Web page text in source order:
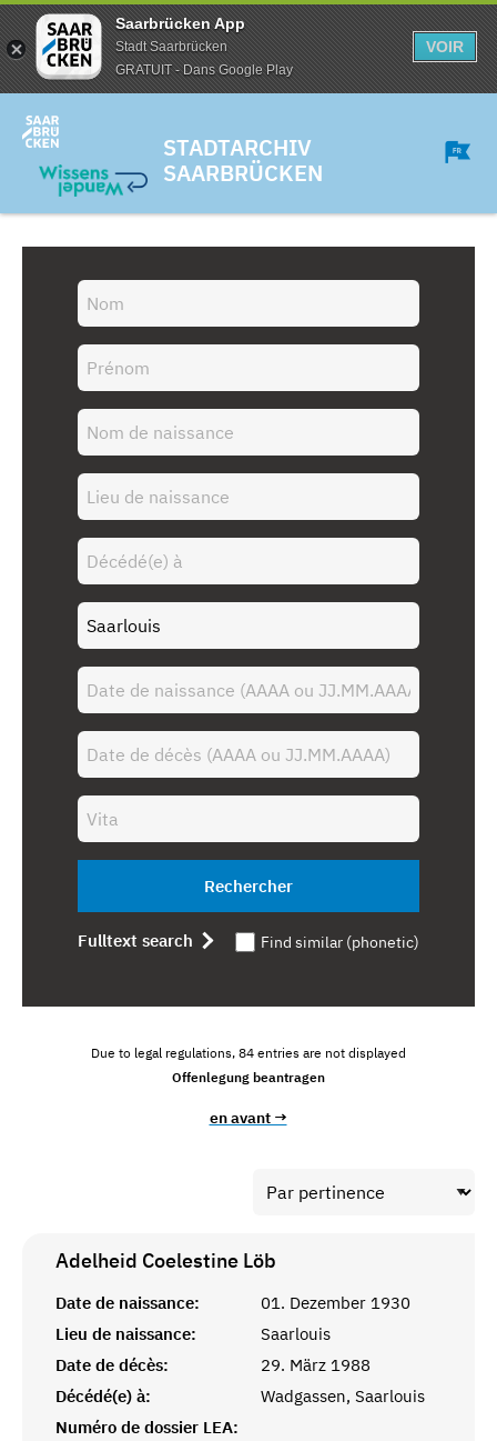
Saarbrücken App
Stadt Saarbrücken
GRATUIT - Dans Google Play
VOIR
STADTARCHIV
SAARBRÜCKEN
Rechercher
Fulltext search Find similar (phonetic)
Due to legal regulations, 84 entries are not displayed
Offenlegung beantragen
en avant →
Adelheid Coelestine Löb
Date de naissance:
01. Dezember 1930
Lieu de naissance:
Saarlouis
Date de décès:
29. März 1988
Décédé(e) à:
Wadgassen, Saarlouis
Numéro de dossier LEA: